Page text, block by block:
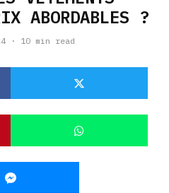
ABORDABLES ?
· 10 min read